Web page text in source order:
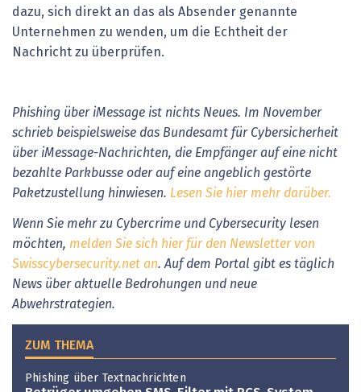
dazu, sich direkt an das als Absender genannte
Unternehmen zu wenden, um die Echtheit der
Nachricht zu überprüfen.
Phishing über iMessage ist nichts Neues. Im November
schrieb beispielsweise das Bundesamt für Cybersicherheit
über iMessage-Nachrichten, die Empfänger auf eine nicht
bezahlte Parkbusse oder auf eine angeblich gestörte
Paketzustellung hinwiesen. Lesen Sie hier mehr darüber.
Wenn Sie mehr zu Cybercrime und Cybersecurity lesen
möchten, melden Sie sich hier für den Newsletter von
Swisscybersecurity.net an. Auf dem Portal gibt es täglich
News über aktuelle Bedrohungen und neue
Abwehrstrategien.
ZUM THEMA
Phishing über Textnachrichten